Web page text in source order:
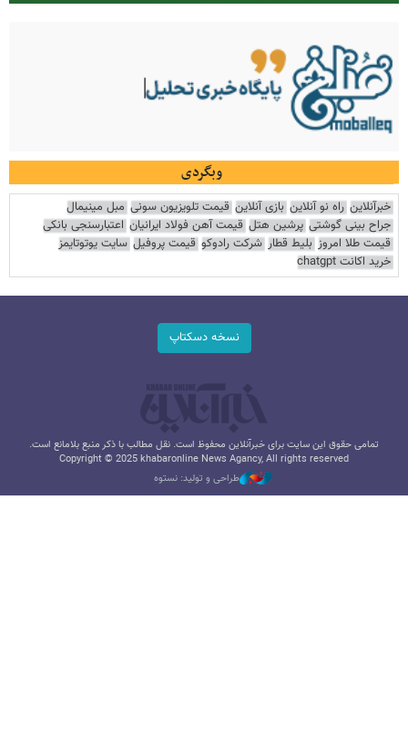
وبگردی
خبرآنلاین راه نو آنلاین بازی آنلاین قیمت تلویزیون سونی مبل مینیمال
جراح بینی گوشتی پرشین هتل قیمت آهن فولاد ایرانیان اعتبارسنجی بانکی
قیمت طلا امروز بلیط قطار شرکت رادوکو قیمت پروفیل سایت یوتوتایمز
خرید اکانت chatgpt
نسخه دسکتاپ
تمامی حقوق این سایت برای خبرآنلاین محفوظ است. نقل مطالب با ذکر منبع بلامانع است.
Copyright © 2025 khabaronline News Agancy, All rights reserved
طراحی و تولید: نستوه